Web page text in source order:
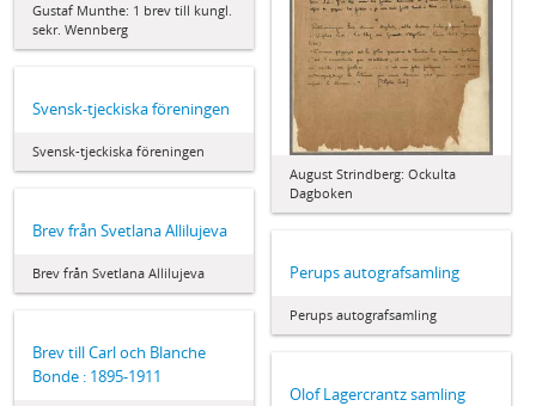
August Strindberg: Ockulta
Dagboken
Gustaf Munthe: 1 brev till kungl.
sekr. Wennberg
Svensk-tjeckiska föreningen
Svensk-tjeckiska föreningen
Brev från Svetlana Allilujeva
Brev från Svetlana Allilujeva Perups autografsamling
Perups autografsamling
Brev till Carl och Blanche
Bonde : 1895-1911
Olof Lagercrantz samling